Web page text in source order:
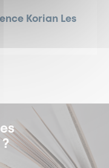
Korian Les